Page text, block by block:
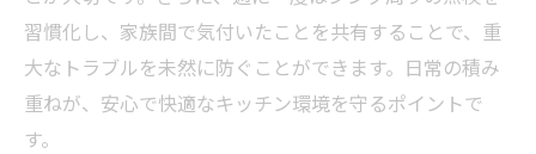
習慣化し、家族間で気付いたことを共有することで、重
大なトラブルを未然に防ぐことができます。日常の積み
重ねが、安心で快適なキッチン環境を守るポイントで
す。